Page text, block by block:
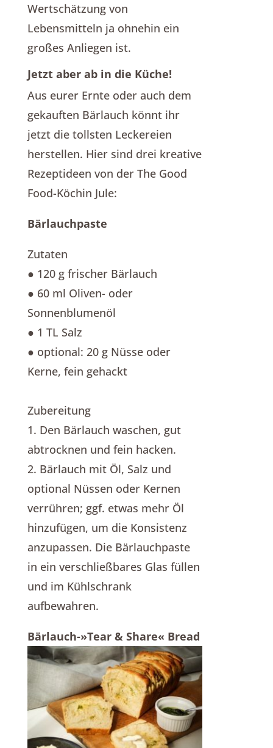
Wertschätzung von
Lebensmitteln ja ohnehin ein
großes Anliegen ist.
Jetzt aber ab in die Küche!
Aus eurer Ernte oder auch dem
gekauften Bärlauch könnt ihr
jetzt die tollsten Leckereien
herstellen. Hier sind drei kreative
Rezeptideen von der The Good
Food-Köchin Jule:
Bärlauchpaste
Zutaten
● 120 g frischer Bärlauch
● 60 ml Oliven- oder
Sonnenblumenöl
● 1 TL Salz
● optional: 20 g Nüsse oder
Kerne, fein gehackt
Zubereitung
1. Den Bärlauch waschen, gut
abtrocknen und fein hacken.
2. Bärlauch mit Öl, Salz und
optional Nüssen oder Kernen
verrühren; ggf. etwas mehr Öl
hinzufügen, um die Konsistenz
anzupassen. Die Bärlauchpaste
in ein verschließbares Glas füllen
und im Kühlschrank
aufbewahren.
Bärlauch-»Tear & Share« Bread